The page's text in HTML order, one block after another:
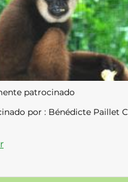
patrocinado
por : Bénédicte Paillet